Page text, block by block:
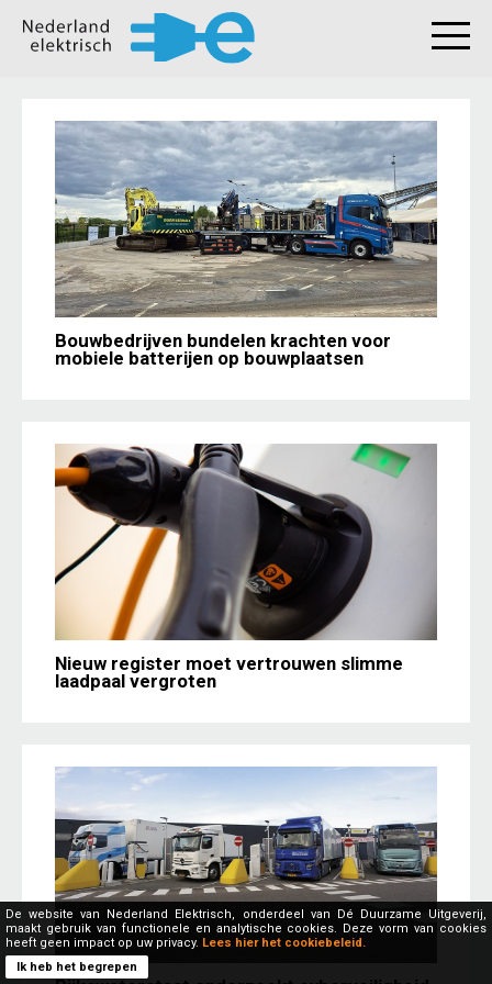
Bouwbedrijven bundelen krachten voor
mobiele batterijen op bouwplaatsen
Nieuw register moet vertrouwen slimme
laadpaal vergroten
De website van Nederland Elektrisch, onderdeel van Dé Duurzame Uitgeverij,
maakt gebruik van functionele en analytische cookies. Deze vorm van cookies
heeft geen impact op uw privacy. Lees hier het cookiebeleid.
Ik heb het begrepen